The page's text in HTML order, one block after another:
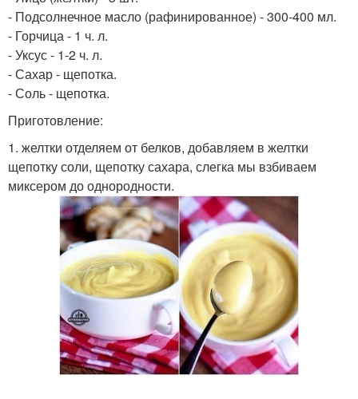
- Подсолнечное масло (рафинированное) - 300-400 мл.
- Горчица - 1 ч. л.
- Уксус - 1-2 ч. л.
- Сахар - щепотка.
- Соль - щепотка.
Приготовление:
1. желтки отделяем от белков, добавляем в желтки
щепотку соли, щепотку сахара, слегка мы взбиваем
миксером до однородности.